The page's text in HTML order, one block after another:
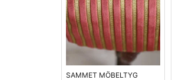
SAMMET MÖBELTYG